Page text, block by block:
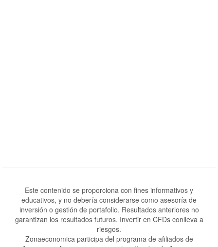
Este contenido se proporciona con fines informativos y
educativos, y no debería considerarse como asesoría de
inversión o gestión de portafolio. Resultados anteriores no
garantizan los resultados futuros. Invertir en CFDs conlleva a
riesgos.
Zonaeconomica participa del programa de afiliados de